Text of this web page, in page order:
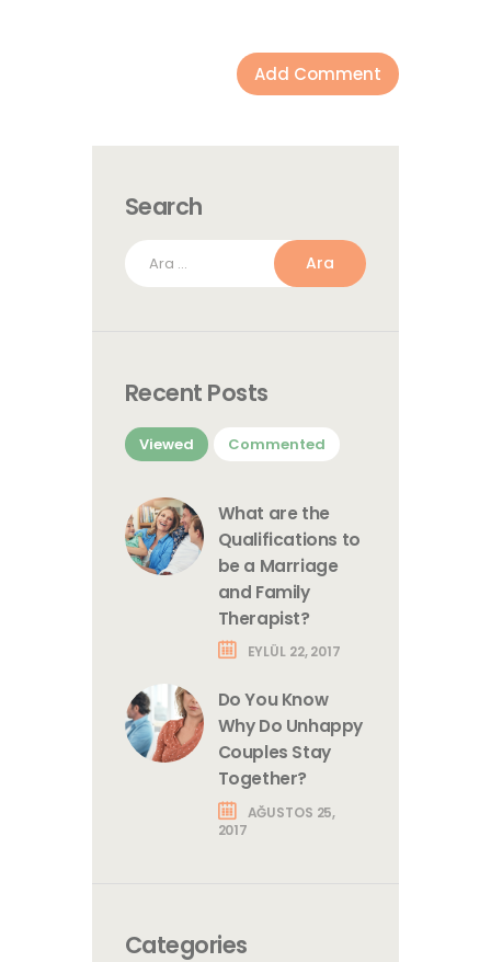
Search
Arama:
Recent Posts
Viewed Commented
What are the
Qualifications to
be a Marriage
and Family
Therapist?
EYLÜL 22, 2017
Do You Know
Why Do Unhappy
Couples Stay
Together?
AĞUSTOS 25,
2017
Categories